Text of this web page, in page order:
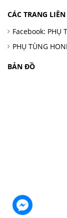
CÁC TRANG LIÊN
Facebook: PHỤ
PHỤ TÙNG
BẢN ĐỒ